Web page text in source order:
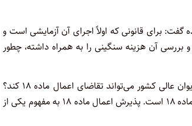
نفر از نمایندگان مجلس ارائه شده گفت:‌ برای قانونی که اولاً اجرای آن آزمایشی است و
آن هزینه سنگینی را به همراه داشته، چطور
کشاورز در پاسخ به سوالی مبنی بر اینکه آیا وکیل‌مدافع محمدرضا رحیمی پس از اعلام‌ نظر دیوان عالی کشور می‌تواند تقاضای اعمال ماده ۱۸ کند؟
اظهار کرد: هر کسی می‌تواند درخواست اعمال ماده ۱۸ کند. مساله مهم پذیرش یا عدم پذیرش ماده ۱۸ است. پذیرش اعمال ماده ۱۸ به مفهوم یکی از